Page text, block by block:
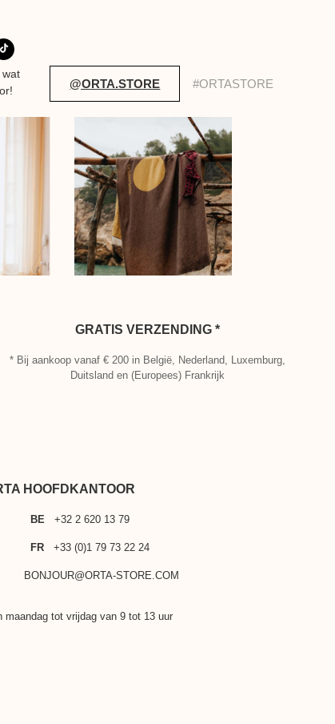
wat
@ORTA.STORE #ORTASTORE
GRATIS VERZENDING *
* Bij aankoop vanaf € 200 in België, Nederland, Luxemburg,
Duitsland en (Europees) Frankrijk
HOOFDKANTOOR
TELEFOON
BE +32 2 620 13 79
TELEFOON
FR +33 (0)1 79 73 22 24
EMAILBONJOUR@ORTA-STORE.COM
maandag tot vrijdag van 9 tot 13 uur